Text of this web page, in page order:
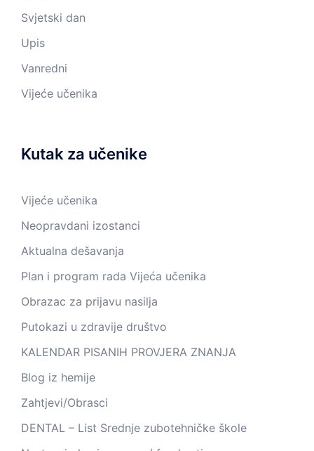
Svjetski dan
Upis
Vanredni
Vijeće učenika
Kutak za učenike
Vijeće učenika
Neopravdani izostanci
Aktualna dešavanja
Plan i program rada Vijeća učenika
Obrazac za prijavu nasilja
Putokazi u zdravije društvo
KALENDAR PISANIH PROVJERA ZNANJA
Blog iz hemije
Zahtjevi/Obrasci
DENTAL – List Srednje zubotehničke škole